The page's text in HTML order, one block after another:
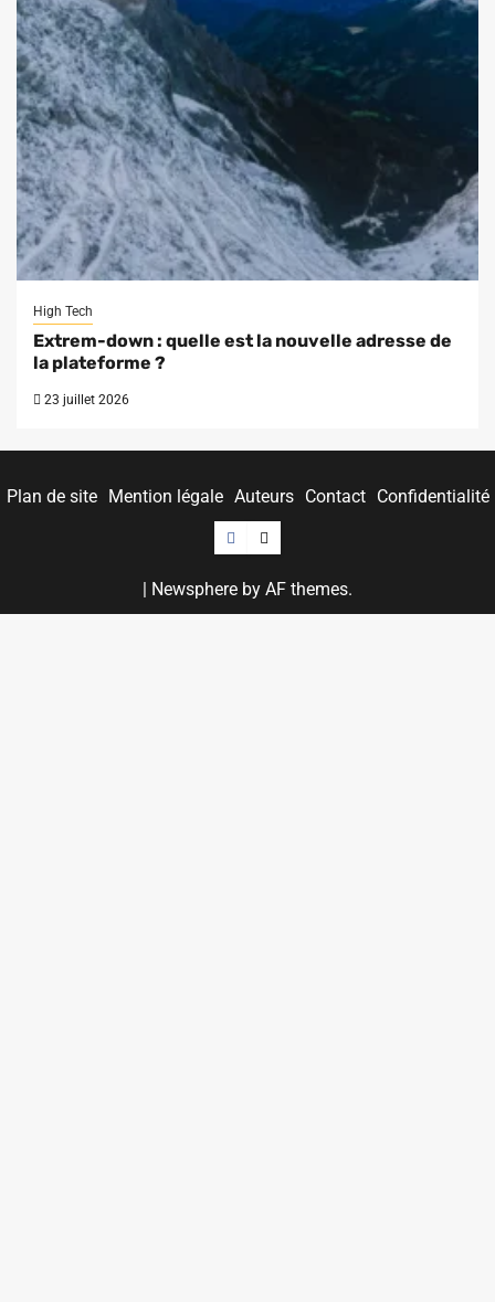
High Tech
Extrem-down : quelle est la nouvelle adresse de
la plateforme ?
23 juillet 2026
Plan de site Mention légale Auteurs Contact Confidentialité
Facebook
Twitter
| Newsphere by AF themes.